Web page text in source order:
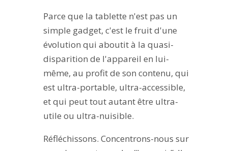
Parce que la tablette n'est pas un
simple gadget, c'est le fruit d'une
évolution qui aboutit à la quasi-
disparition de l'appareil en lui-
même, au profit de son contenu, qui
est ultra-portable, ultra-accessible,
et qui peut tout autant être ultra-
utile ou ultra-nuisible.
Réfléchissons. Concentrons-nous sur